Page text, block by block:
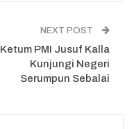
NEXT POST
Ketum PMI Jusuf Kalla
Kunjungi Negeri
Serumpun Sebalai